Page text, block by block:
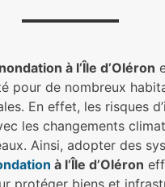
à l’Île d’Oléron
pour de nombreux
En effet, les risques
les changements
Ainsi, adopter des
à l’Île d’Oléron